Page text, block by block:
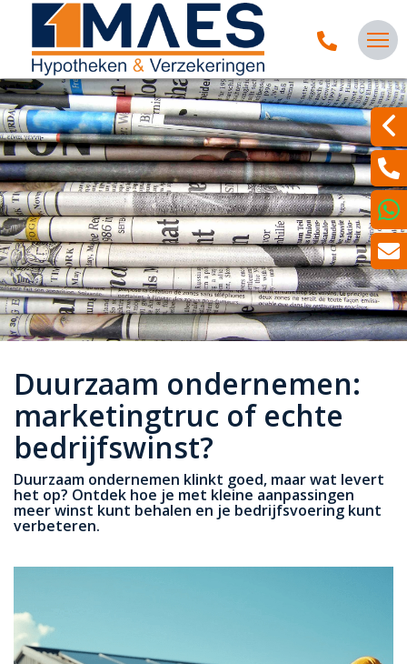
Duurzaam ondernemen:
marketingtruc of echte
bedrijfswinst?
Duurzaam ondernemen klinkt goed, maar wat levert
het op? Ontdek hoe je met kleine aanpassingen
meer winst kunt behalen en je bedrijfsvoering kunt
verbeteren.